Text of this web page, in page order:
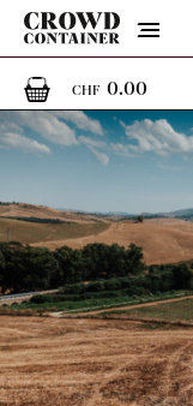
Menu
CHF 0.000